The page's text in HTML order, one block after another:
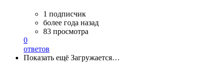
1 подписчик
более года назад
83 просмотра
0
ответов
Показать ещё Загружается…